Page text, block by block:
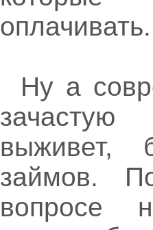
оплачивать.
Ну а
выживет,
займов.
вопросе